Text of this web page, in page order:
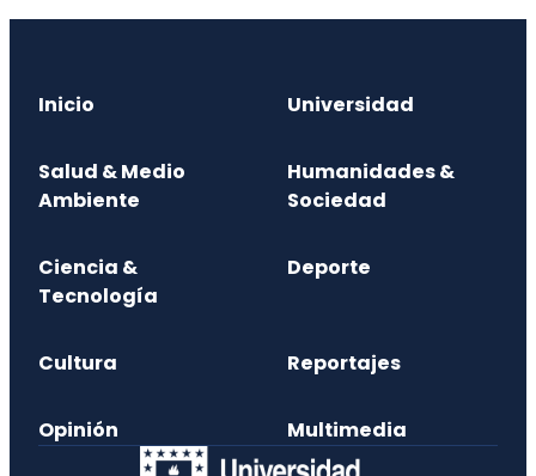
Inicio Universidad
Salud & Medio
Ambiente
Humanidades &
Sociedad
Ciencia &
Tecnología
Deporte
Cultura Reportajes
Opinión Multimedia